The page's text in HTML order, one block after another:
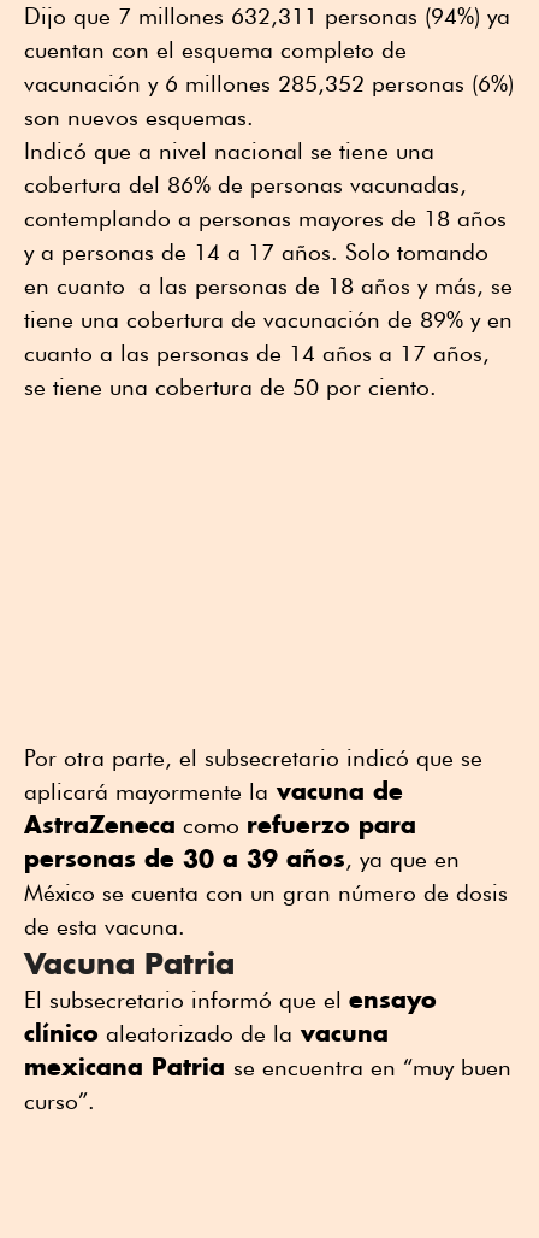
Dijo que 7 millones 632,311 personas (94%) ya
cuentan con el esquema completo de
vacunación y 6 millones 285,352 personas (6%)
son nuevos esquemas.
Indicó que a nivel nacional se tiene una
cobertura del 86% de personas vacunadas,
contemplando a personas mayores de 18 años
y a personas de 14 a 17 años. Solo tomando
en cuanto a las personas de 18 años y más, se
tiene una cobertura de vacunación de 89% y en
cuanto a las personas de 14 años a 17 años,
se tiene una cobertura de 50 por ciento.
Por otra parte, el subsecretario indicó que se
aplicará mayormente la vacuna de
AstraZeneca como refuerzo para
personas de 30 a 39 años, ya que en
México se cuenta con un gran número de dosis
de esta vacuna.
Vacuna Patria
El subsecretario informó que el ensayo
clínico aleatorizado de la vacuna
mexicana Patria se encuentra en “muy buen
curso”.